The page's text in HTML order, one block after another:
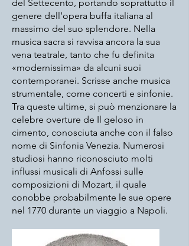
del Settecento, portando soprattutto il
genere dell’opera buffa italiana al
massimo del suo splendore. Nella
musica sacra si ravvisa ancora la sua
vena teatrale, tanto che fu definita
«modernissima» da alcuni suoi
contemporanei. Scrisse anche musica
strumentale, come concerti e sinfonie.
Tra queste ultime, si può menzionare la
celebre overture de Il geloso in
cimento, conosciuta anche con il falso
nome di Sinfonia Venezia. Numerosi
studiosi hanno riconosciuto molti
influssi musicali di Anfossi sulle
composizioni di Mozart, il quale
conobbe probabilmente le sue opere
nel 1770 durante un viaggio a Napoli.